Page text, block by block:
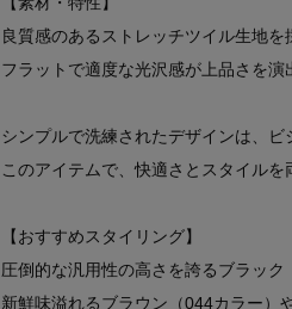
良質感のあるストレッチツイル生地を
フラットで適度な光沢感が上品さを演
シンプルで洗練されたデザインは、ビ
このアイテムで、快適さとスタイルを
【おすすめスタイリング】
圧倒的な汎用性の高さを誇るブラック
新鮮味溢れるブラウン（044カラー）